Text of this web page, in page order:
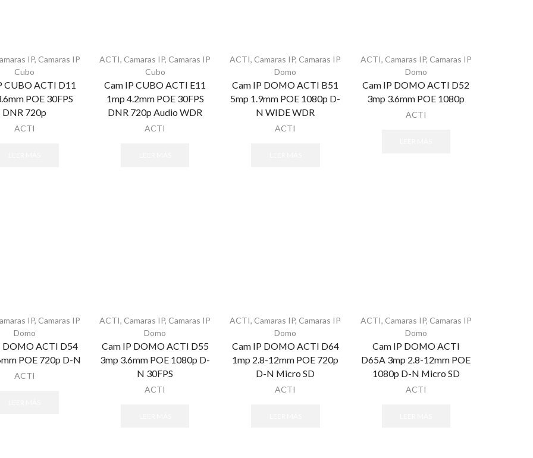
IP, Camaras IP
Cubo
CUBO ACTI D11
POE 30FPS
DNR 720p
ACTI
ACTI,Camaras IP,Camaras IP
Cubo
Cam IP CUBO ACTI E11
1mp 4.2mm POE 30FPS
DNR 720p Audio WDR
ACTI
ACTI,Camaras IP,Camaras IP
Domo
Cam IP DOMO ACTI B51
5mp 1.9mm POE 1080p D-
N WIDE WDR
ACTI
ACTI, Camaras IP, Camaras IP
Domo
Cam IP DOMO ACTI D52
3mp 3.6mm POE 1080p
ACTI
IP, Camaras IP
Domo
DOMO ACTI D54
POE 720p D-N
ACTI
ACTI,Camaras IP,Camaras IP
Domo
Cam IP DOMO ACTI D55
3mp 3.6mm POE 1080p D-
N 30FPS
ACTI
ACTI,Camaras IP,Camaras IP
Domo
Cam IP DOMO ACTI D64
1mp 2.8-12mm POE 720p
D-N Micro SD
ACTI
ACTI, Camaras IP, Camaras IP
Domo
Cam IP DOMO ACTI
D65A 3mp 2.8-12mm POE
1080p D-N Micro SD
ACTI